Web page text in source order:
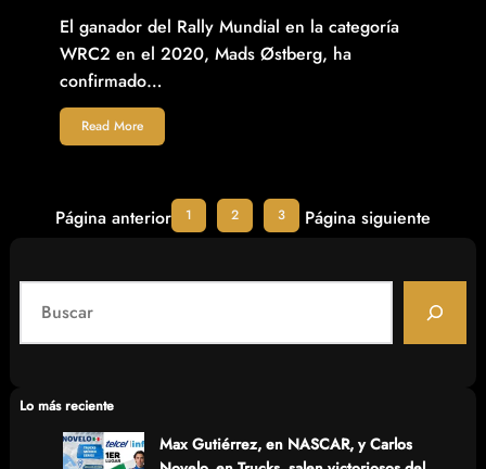
El ganador del Rally Mundial en la categoría
WRC2 en el 2020, Mads Østberg, ha
confirmado…
Read More
Página anterior 1 2 3 Página siguiente
a
cLo más reciente
Max Gutiérrez, en NASCAR, y Carlos